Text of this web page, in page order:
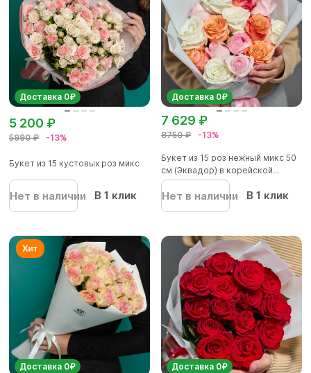
Доставка 0₽
5990 ₽ -13%
5 200 ₽
Букет из 15 кустовых роз микс
Нет в наличии В 1 клик
Доставка 0₽
8750 ₽ -13%
7 629 ₽
Букет из 15 роз нежный микс 50
см (Эквадор) в корейской...
Нет в наличии В 1 клик
Доставка 0₽ Доставка 0₽